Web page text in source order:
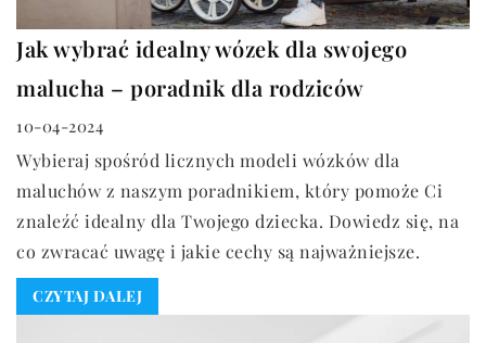
Jak wybrać idealny wózek dla swojego
malucha – poradnik dla rodziców
10-04-2024
Wybieraj spośród licznych modeli wózków dla
maluchów z naszym poradnikiem, który pomoże Ci
znaleźć idealny dla Twojego dziecka. Dowiedz się, na
co zwracać uwagę i jakie cechy są najważniejsze.
CZYTAJ DALEJ